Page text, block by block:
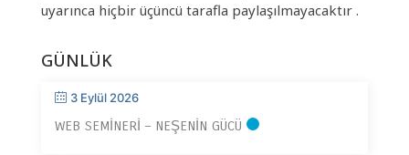
uyarınca hiçbir üçüncü tarafla paylaşılmayacaktır .
GÜNLÜK
3 Eylül 2026
WEB SEMINERI – NEŞENIN GÜCÜ